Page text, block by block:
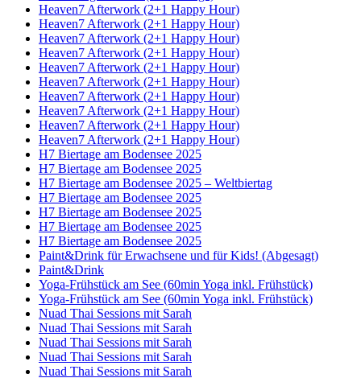
Heaven7 Afterwork (2+1 Happy Hour)
Heaven7 Afterwork (2+1 Happy Hour)
Heaven7 Afterwork (2+1 Happy Hour)
Heaven7 Afterwork (2+1 Happy Hour)
Heaven7 Afterwork (2+1 Happy Hour)
Heaven7 Afterwork (2+1 Happy Hour)
Heaven7 Afterwork (2+1 Happy Hour)
Heaven7 Afterwork (2+1 Happy Hour)
Heaven7 Afterwork (2+1 Happy Hour)
Heaven7 Afterwork (2+1 Happy Hour)
H7 Biertage am Bodensee 2025
H7 Biertage am Bodensee 2025
H7 Biertage am Bodensee 2025 – Weltbiertag
H7 Biertage am Bodensee 2025
H7 Biertage am Bodensee 2025
H7 Biertage am Bodensee 2025
H7 Biertage am Bodensee 2025
Paint&Drink für Erwachsene und für Kids! (Abgesagt)
Paint&Drink
Yoga-Frühstück am See (60min Yoga inkl. Frühstück)
Yoga-Frühstück am See (60min Yoga inkl. Frühstück)
Nuad Thai Sessions mit Sarah
Nuad Thai Sessions mit Sarah
Nuad Thai Sessions mit Sarah
Nuad Thai Sessions mit Sarah
Nuad Thai Sessions mit Sarah